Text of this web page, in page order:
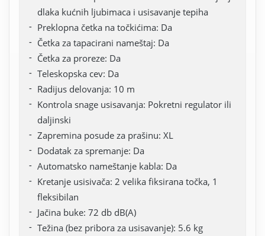
dlaka kućnih ljubimaca i usisavanje tepiha
Preklopna četka na točkićima: Da
Četka za tapacirani nameštaj: Da
Četka za proreze: Da
Teleskopska cev: Da
Radijus delovanja: 10 m
Kontrola snage usisavanja: Pokretni regulator ili
daljinski
Zapremina posude za prašinu: XL
Dodatak za spremanje: Da
Automatsko nameštanje kabla: Da
Kretanje usisivača: 2 velika fiksirana točka, 1
fleksibilan
Jačina buke: 72 db dB(A)
Težina (bez pribora za usisavanje): 5.6 kg